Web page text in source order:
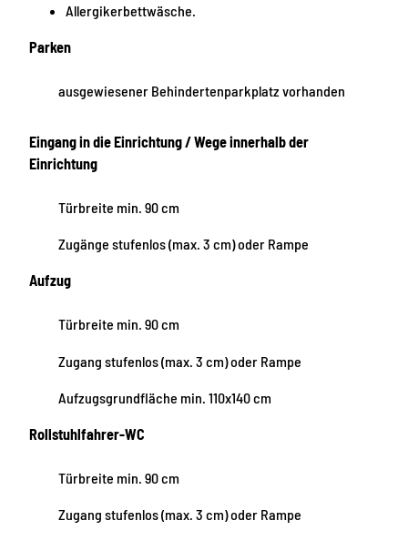
Allergikerbettwäsche.
Parken
ausgewiesener Behindertenparkplatz vorhanden
Eingang in die Einrichtung / Wege innerhalb der
Einrichtung
Türbreite min. 90 cm
Zugänge stufenlos (max. 3 cm) oder Rampe
Aufzug
Türbreite min. 90 cm
Zugang stufenlos (max. 3 cm) oder Rampe
Aufzugsgrundfläche min. 110x140 cm
Rollstuhlfahrer-WC
Türbreite min. 90 cm
Zugang stufenlos (max. 3 cm) oder Rampe